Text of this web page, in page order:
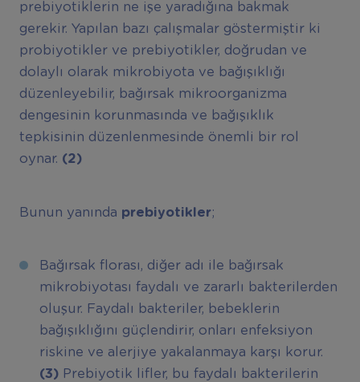
prebiyotiklerin ne işe yaradığına bakmak
gerekir. Yapılan bazı çalışmalar göstermiştir ki
probiyotikler ve prebiyotikler, doğrudan ve
dolaylı olarak mikrobiyota ve bağışıklığı
düzenleyebilir, bağırsak mikroorganizma
dengesinin korunmasında ve bağışıklık
tepkisinin düzenlenmesinde önemli bir rol
oynar. (2)
Bunun yanında prebiyotikler;
Bağırsak florası, diğer adı ile bağırsak
mikrobiyotası faydalı ve zararlı bakterilerden
oluşur. Faydalı bakteriler, bebeklerin
bağışıklığını güçlendirir, onları enfeksiyon
riskine ve alerjiye yakalanmaya karşı korur.
(3)Prebiyotik lifler, bu faydalı bakterilerin